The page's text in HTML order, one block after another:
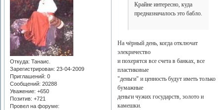
Откуда: Танаис.
Зарегистрирован: 23-04-2009
Приглашений: 0
Сообщений: 20288
Уважение: +650
Позитив: +721
Провел на форуме:
Крайне интересно, куда
предназначалось это бабло.
На чёрный день, когда отключат
элекричество
и похерятся все счета в банках, все
пластиковые
"деньги" и ценность будут иметь только
бумажные
деньги чужих государств, золото и
камешки.